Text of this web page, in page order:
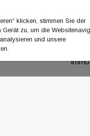
klicken, stimmen Sie der
zu, um die
und unsere